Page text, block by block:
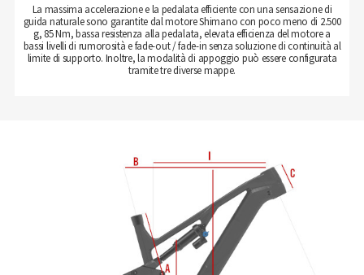
La massima accelerazione e la pedalata efficiente con una sensazione di
guida naturale sono garantite dal motore Shimano con poco meno di 2.500
g, 85 Nm, bassa resistenza alla pedalata, elevata efficienza del motore a
bassi livelli di rumorosità e fade-out / fade-in senza soluzione di continuità al
limite di supporto. Inoltre, la modalità di appoggio può essere configurata
tramite tre diverse mappe.